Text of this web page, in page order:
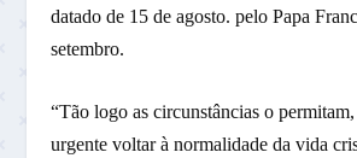
datado de 15 de agosto. pelo Papa
setembro.
“Tão logo as circunstâncias o permitam,
urgente voltar à normalidade da vida